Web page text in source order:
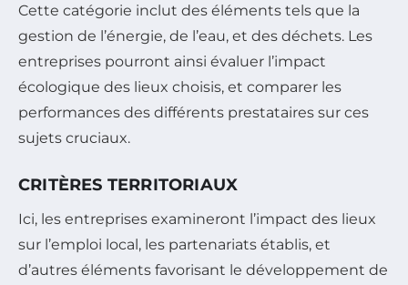
Cette catégorie inclut des éléments tels que la
gestion de l’énergie, de l’eau, et des déchets. Les
entreprises pourront ainsi évaluer l’impact
écologique des lieux choisis, et comparer les
performances des différents prestataires sur ces
sujets cruciaux.
CRITÈRES TERRITORIAUX
Ici, les entreprises examineront l’impact des lieux
sur l’emploi local, les partenariats établis, et
d’autres éléments favorisant le développement de